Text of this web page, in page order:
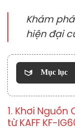
Khám
hiện đại
Mục lục
1. Khơi Nguồn
từ KAFF KF-